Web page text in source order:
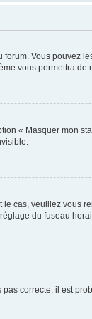
Vous pouvez
vous permettra
« Masquer mon
cas, veuillez
du fuseau
correcte, il est